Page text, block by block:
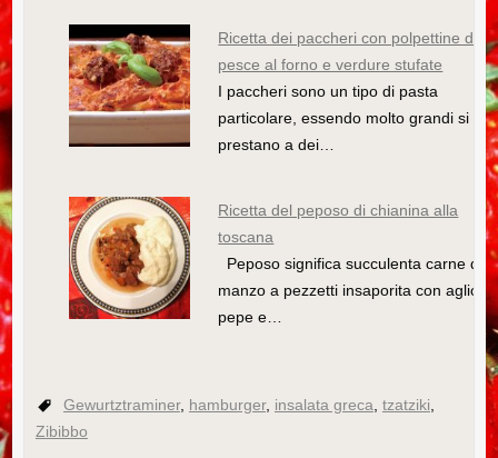
Ricetta dei paccheri con polpettine di
pesce al forno e verdure stufate
I paccheri sono un tipo di pasta
particolare, essendo molto grandi si
prestano a dei…
Ricetta del peposo di chianina alla
toscana
Peposo significa succulenta carne di
manzo a pezzetti insaporita con aglio e
pepe e…
Gewurtztraminer, hamburger, insalata greca, tzatziki,
Zibibbo